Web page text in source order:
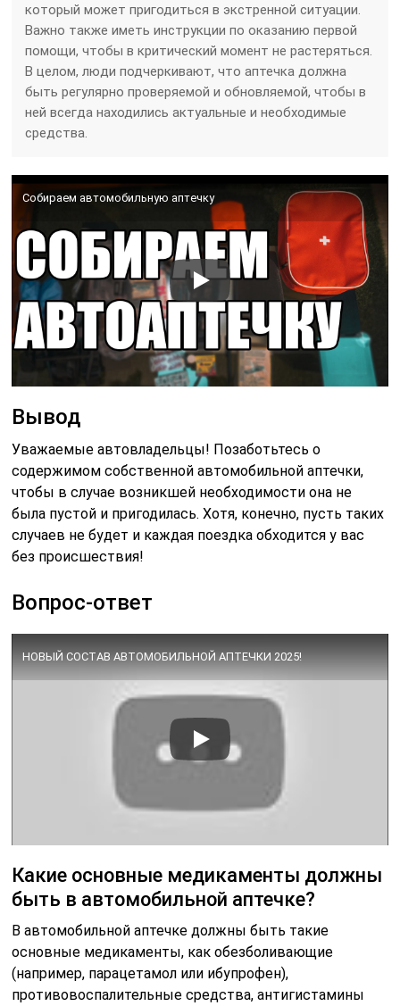
который может пригодиться в экстренной ситуации.
Важно также иметь инструкции по оказанию первой
помощи, чтобы в критический момент не растеряться.
В целом, люди подчеркивают, что аптечка должна
быть регулярно проверяемой и обновляемой, чтобы в
ней всегда находились актуальные и необходимые
средства.
Собираем автомобильную аптечку
Вывод
Уважаемые автовладельцы! Позаботьтесь о
содержимом собственной автомобильной аптечки,
чтобы в случае возникшей необходимости она не
была пустой и пригодилась. Хотя, конечно, пусть таких
случаев не будет и каждая поездка обходится у вас
без происшествия!
Вопрос-ответ
НОВЫЙ СОСТАВ АВТОМОБИЛЬНОЙ АПТЕЧКИ 2025!
Какие основные медикаменты должны
быть в автомобильной аптечке?
В автомобильной аптечке должны быть такие
основные медикаменты, как обезболивающие
(например, парацетамол или ибупрофен),
противовоспалительные средства, антигистамины